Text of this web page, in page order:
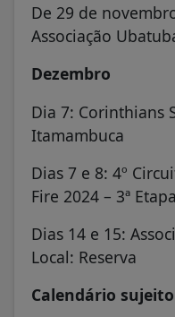
De 29 de
Associação
Dezembro
Dia 7: Corinthians
Itamambuca
Dias 7 e 8: 4º
Fire 2024 – 3ª
Dias 14 e 15:
Local: Reserva
Calendário